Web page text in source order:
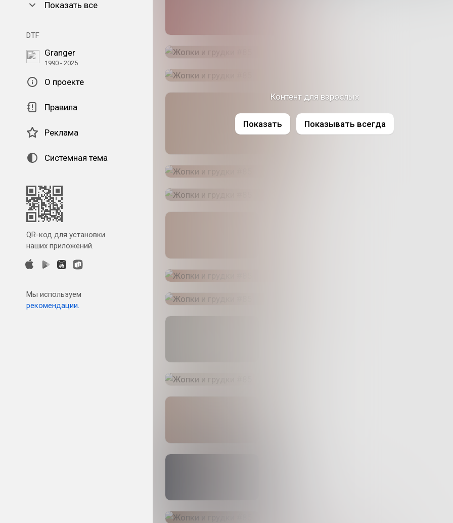
Показать все
DTF
Granger
1990 - 2025
О проекте
Правила
Реклама
Системная тема
QR-код для установки
наших приложений.
Мы используем
рекомендации.
Контент для взрослых
Показать Показывать всегда